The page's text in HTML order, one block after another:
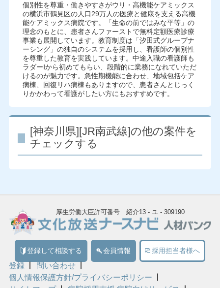
個別性を尊重・働きやすさがウリ・高機能ケアミックス
の横浜市鶴見区の人口29万人の医療と健康を支える高機
能ケアミックス病院です。「生命の前ではみな平等」の
理念のもとに、患者さんファーストで無料定額医療診療
事業も展開しています。教育制度は「汐田式グループナ
ーシング」の独自のシステムを採用し、看護師の個別性
を尊重した教育を実践しています。中途入職の看護師も
ラダーⅠから初めてもらい、段階的に業務になれていただ
けるのが魅力です。急性期機能に合わせ、地域包括ケア
病棟、回復リハ病棟もありますので、患者さんとじっく
りかかわって看護がしたい方にもおすすめです。
[神奈川県][JR南武線]の他の案件を
チェックする
厚生労働大臣許可番号 紹介13 - ユ - 309190
登録して相談する 会員情報 採用担当者様へ
登録
問い合わせ
個人情報保護方針/プライバシーポリシー